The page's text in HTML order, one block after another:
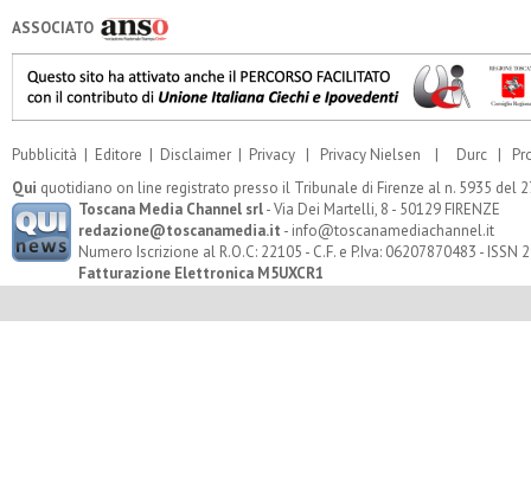
ASSOCIATO
Pubblicità | Editore | Disclaimer | Privacy | Privacy Nielsen | Durc |
Qui quotidiano on line registrato presso il Tribunale di Firenze al n. 5935 del
Toscana Media Channel srl- Via Dei Martelli, 8 - 50129 FIRENZE
redazione@toscanamedia.it - info@toscanamediachannel.it
Numero Iscrizione al R.O.C: 22105 - C.F. e P.Iva: 06207870483 - ISSN
Fatturazione Elettronica M5UXCR1